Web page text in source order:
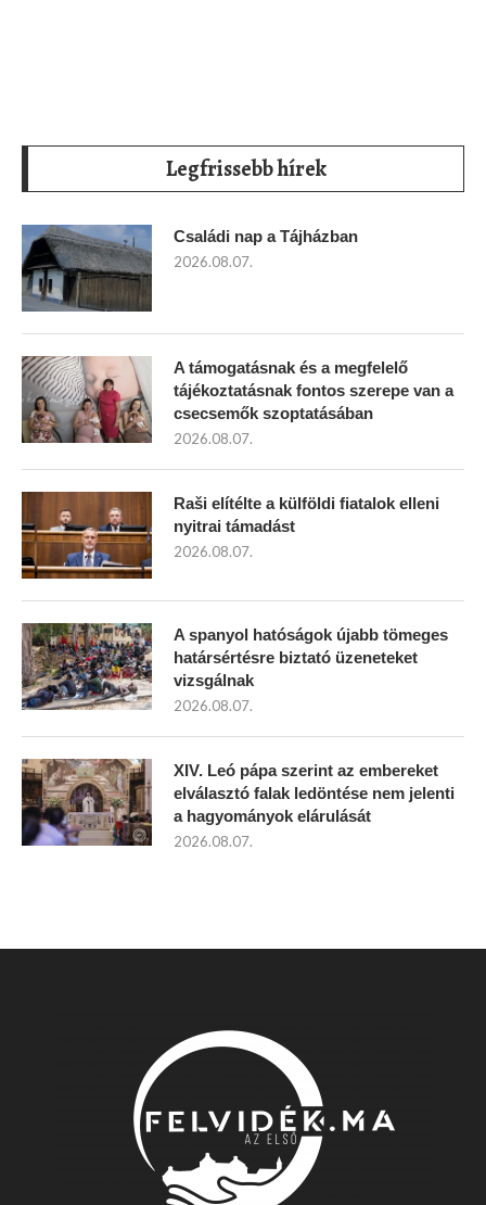
Legfrissebb hírek
Családi nap a Tájházban
2026.08.07.
A támogatásnak és a megfelelő
tájékoztatásnak fontos szerepe van a
csecsemők szoptatásában
2026.08.07.
Raši elítélte a külföldi fiatalok elleni
nyitrai támadást
2026.08.07.
A spanyol hatóságok újabb tömeges
határsértésre biztató üzeneteket
vizsgálnak
2026.08.07.
XIV. Leó pápa szerint az embereket
elválasztó falak ledöntése nem jelenti
a hagyományok elárulását
2026.08.07.